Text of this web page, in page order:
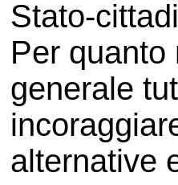
Stato-
Per
generale
alternative